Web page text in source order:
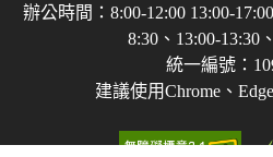
辦公時間：8:00-12:00 13:00-
8:30、13:00-13:30
統一編號：
建議使用Chrome、